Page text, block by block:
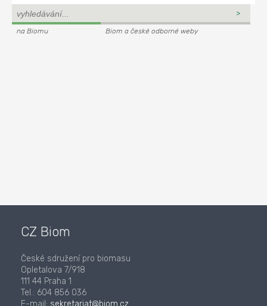
na Biomu Biom a české odborné weby
CZ Biom
České sdružení pro biomasu
Opletalova 7/918
111 44 Praha 1
Tel.: 604 856 036